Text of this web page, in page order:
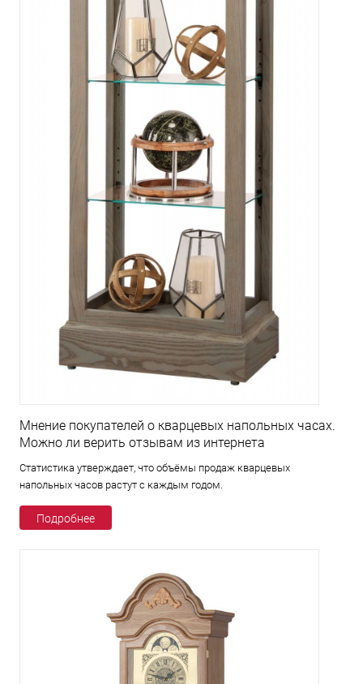
Мнение покупателей о кварцевых напольных часах.
Можно ли верить отзывам из интернета
Статистика утверждает, что объёмы продаж кварцевых
напольных часов растут с каждым годом.
Подробнее